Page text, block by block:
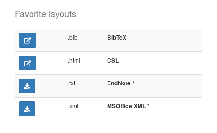
Favorite layouts
.bib BibTeX
.html CSL
.txt EndNote*
.xml MSOffice XML*